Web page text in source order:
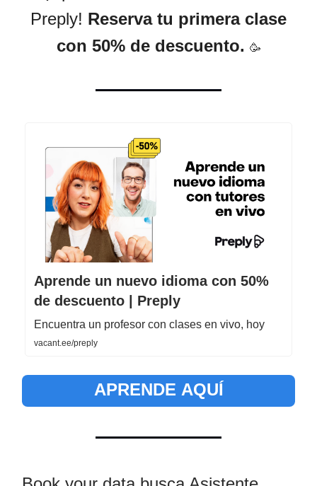
Preply! Reserva tu primera clase
con 50% de descuento. 🥳
Aprende un nuevo idioma con 50%
de descuento | Preply
Encuentra un profesor con clases en vivo, hoy
vacant.ee/preply
APRENDE AQUÍ